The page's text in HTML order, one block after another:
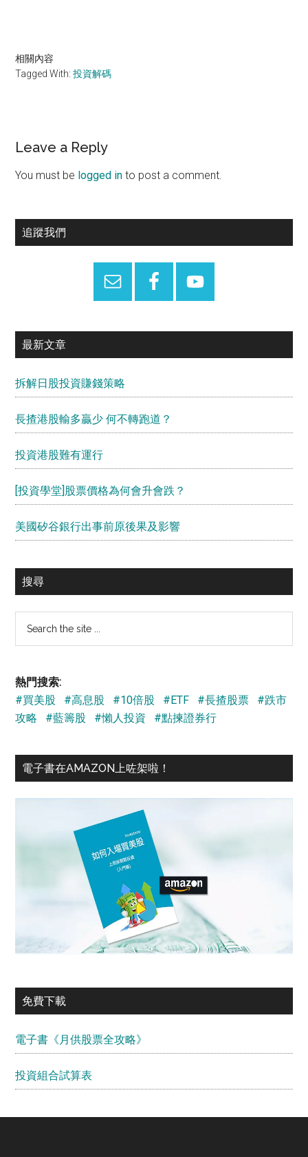
相關內容
Tagged With:投資解碼
Reader
Interactions
Leave a Reply
You must be logged in to post a comment.
Primary
追蹤我們
最新文章
拆解日股投資賺錢策略
長揸港股輸多贏少 何不轉跑道？
投資港股難有運行
[投資學堂]股票價格為何會升會跌？
美國矽谷銀行出事前原後果及影響
搜尋
...
熱門搜索:
#買美股
#高息股 #10倍股 #ETF #長揸股票
#跌市
攻略
#藍籌股 #懶人投資 #點揀證券行
電子書在AMAZON上咗架啦！
免費下載
電子書《月供股票全攻略》
投資組合試算表